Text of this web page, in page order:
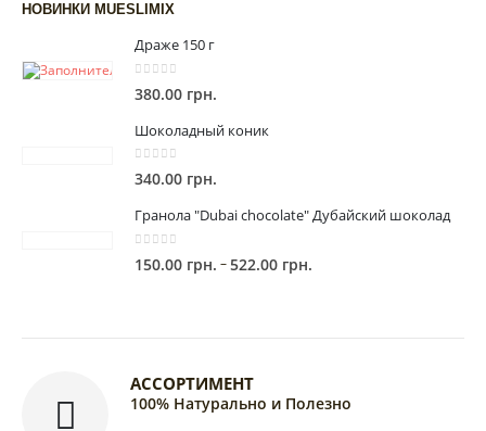
НОВИНКИ MUESLIMIX
Драже 150 г
380.00 грн.
Шоколадный коник
0 out of 5
340.00 грн.
Гранола "Dubai chocolate" Дубайский шоколад
150.00 грн. –522.00 грн.
–
АССОРТИМЕНТ
100% Натурально и Полезно